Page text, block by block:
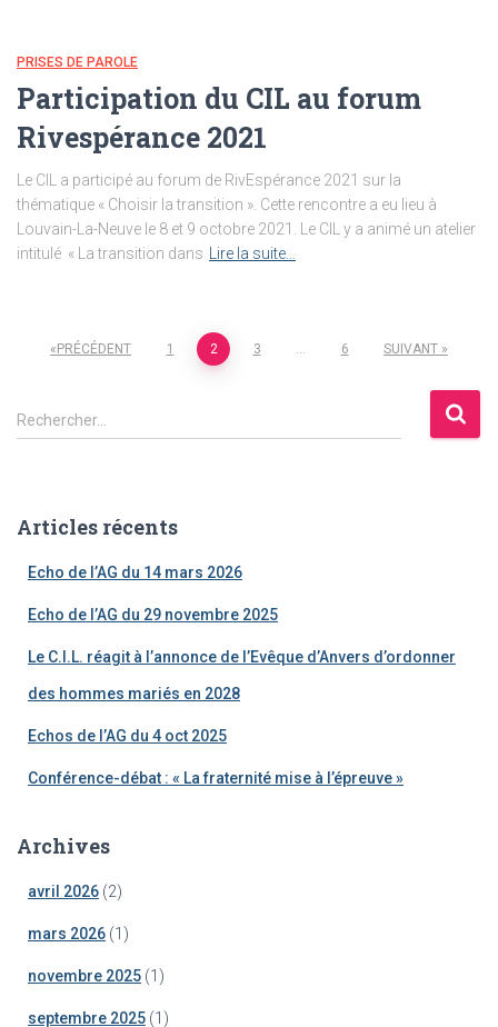
PRISES DE PAROLE
Participation du CIL au forum
Rivespérance 2021
Le CIL a participé au forum de RivEspérance 2021 sur la
thématique « Choisir la transition ». Cette rencontre a eu lieu à
Louvain-La-Neuve le 8 et 9 octobre 2021. Le CIL y a animé un atelier
intitulé « La transition dans
Lire la suite…
Pagination
des
PRÉCÉDENT 1 2 3 6 SUIVANT
R
e
r
Rechercher…
Articles récents
Echo de l’AG du 14 mars 2026
Echo de l’AG du 29 novembre 2025
Le C.I.L. réagit à l’annonce de l’Evêque d’Anvers d’ordonner
des hommes mariés en 2028
Echos de l’AG du 4 oct 2025
Conférence-débat : « La fraternité mise à l’épreuve »
Archives
avril 2026 (2)
mars 2026 (1)
novembre 2025 (1)
septembre 2025 (1)